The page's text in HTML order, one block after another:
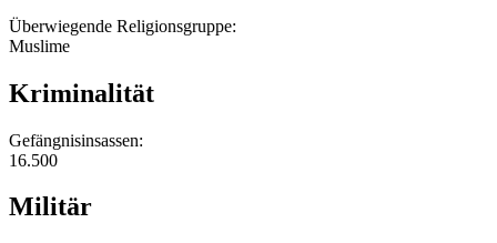
Überwiegende Religionsgruppe:
Muslime
Kriminalität
Gefängnisinsassen:
16.500
Militär